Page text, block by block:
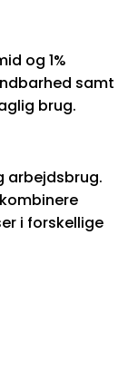
og 1%
samt
brug.
arbejdsbrug.
i forskellige